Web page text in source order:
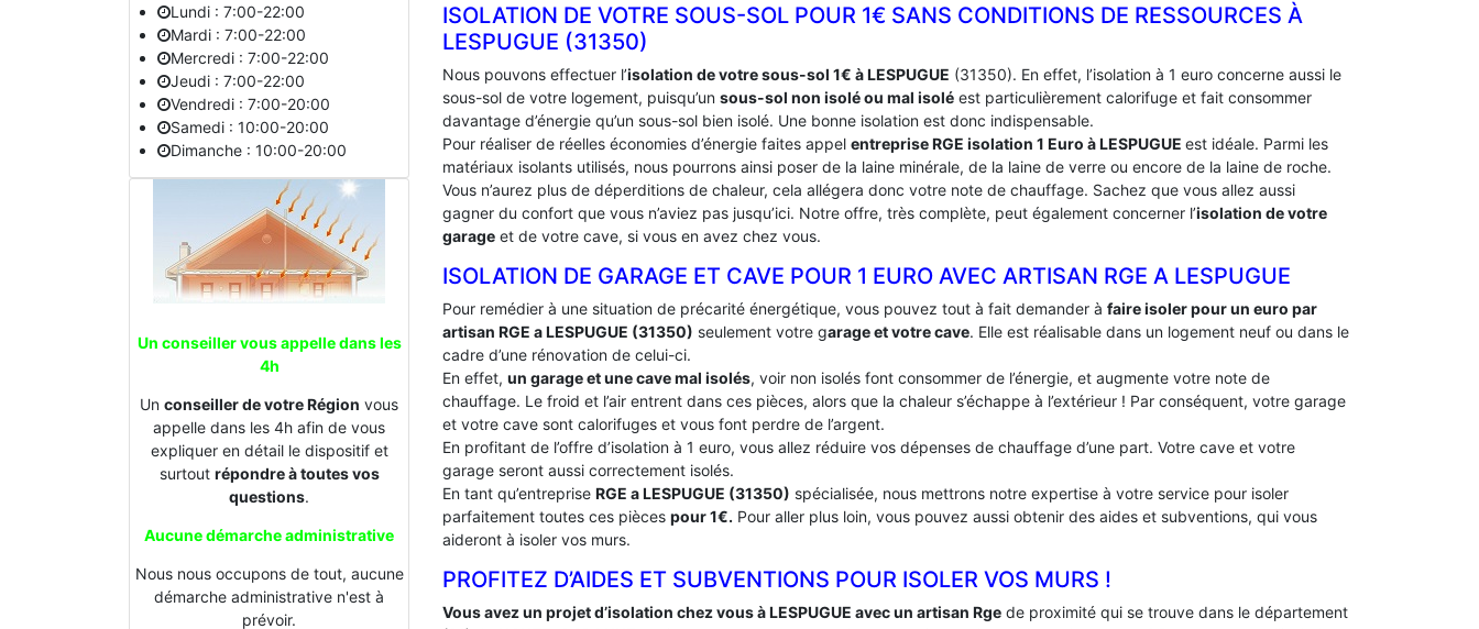
Lundi : 7:00-22:00
Mardi : 7:00-22:00
Mercredi : 7:00-22:00
Jeudi : 7:00-22:00
Vendredi : 7:00-20:00
Samedi : 10:00-20:00
Dimanche : 10:00-20:00
Un conseiller vous appelle dans les
4h
Un conseiller de votre Région vous
appelle dans les 4h afin de vous
expliquer en détail le dispositif et
surtout répondre à toutes vos
questions.
Aucune démarche administrative
Nous nous occupons de tout, aucune
démarche administrative n'est à
prévoir.
ISOLATION DE VOTRE SOUS-SOL POUR 1€ SANS CONDITIONS DE RESSOURCES À
‎LESPUGUE (31350)
Nous pouvons effectuer l’isolation de votre sous-sol 1€ à LESPUGUE (31350). En effet, l’isolation à 1 euro concerne aussi le
sous-sol de votre logement, puisqu’un sous-sol non isolé ou mal isolé est particulièrement calorifuge et fait consommer
davantage d’énergie qu’un sous-sol bien isolé. Une bonne isolation est donc indispensable.
Pour réaliser de réelles économies d’énergie faites appel entreprise RGE isolation 1 Euro à LESPUGUE est idéale. Parmi les
matériaux isolants utilisés, nous pourrons ainsi poser de la laine minérale, de la laine de verre ou encore de la laine de roche.
Vous n’aurez plus de déperditions de chaleur, cela allégera donc votre note de chauffage. Sachez que vous allez aussi
gagner du confort que vous n’aviez pas jusqu’ici. Notre offre, très complète, peut également concerner l’isolation de votre
garage et de votre cave, si vous en avez chez vous.
ISOLATION DE GARAGE ET CAVE POUR 1 EURO AVEC ARTISAN RGE A LESPUGUE
Pour remédier à une situation de précarité énergétique, vous pouvez tout à fait demander à faire isoler pour un euro par
artisan RGE a LESPUGUE (31350) seulement votre garage et votre cave. Elle est réalisable dans un logement neuf ou dans le
cadre d’une rénovation de celui-ci.
En effet, un garage et une cave mal isolés, voir non isolés font consommer de l’énergie, et augmente votre note de
chauffage. Le froid et l’air entrent dans ces pièces, alors que la chaleur s’échappe à l’extérieur ! Par conséquent, votre garage
et votre cave sont calorifuges et vous font perdre de l’argent.
En profitant de l’offre d’isolation à 1 euro, vous allez réduire vos dépenses de chauffage d’une part. Votre cave et votre
garage seront aussi correctement isolés.
En tant qu’entreprise RGE a LESPUGUE (31350) spécialisée, nous mettrons notre expertise à votre service pour isoler
parfaitement toutes ces pièces pour 1€. Pour aller plus loin, vous pouvez aussi obtenir des aides et subventions, qui vous
aideront à isoler vos murs.
PROFITEZ D’AIDES ET SUBVENTIONS POUR ISOLER VOS MURS !
Vous avez un projet d’isolation chez vous à LESPUGUE avec un artisan Rge de proximité qui se trouve dans le département